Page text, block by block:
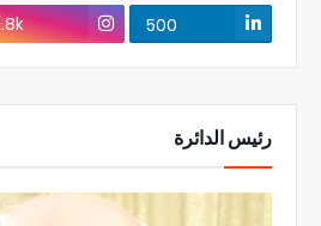
500
رئيس الدائرة